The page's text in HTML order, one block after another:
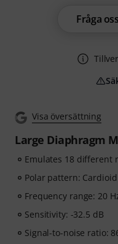
Visa översättning
Large Diaphragm
Emulates 18 different
Polar pattern: Cardioid
Frequency range: 20
Sensitivity: -32.5 dB
Signal-to-noise ratio:
Fråga oss